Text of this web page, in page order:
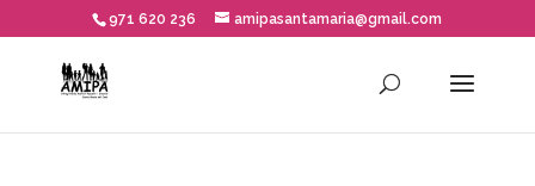
971 620 236 amipasantamaria@gmail.com